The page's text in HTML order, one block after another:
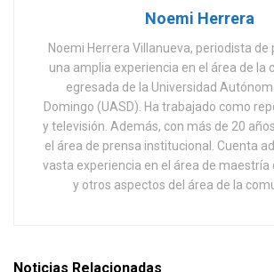
Noemi Herrera
Noemi Herrera Villanueva, periodista de
una amplia experiencia en el área de la
egresada de la Universidad
Domingo (UASD). Ha trabajado como
y televisión. Además, con más de 20
el área de prensa institucional. Cuenta
vasta experiencia en el área de maestría
y otros aspectos del área de la
Noticias Relacionadas